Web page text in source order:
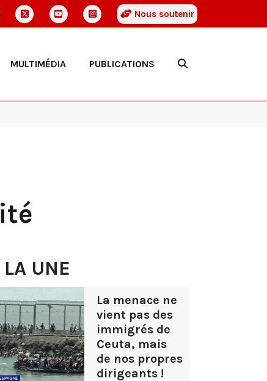
Nous soutenir
MULTIMÉDIA PUBLICATIONS
UNE
La menace ne
vient pas des
immigrés de
Ceuta, mais
de nos propres
dirigeants !